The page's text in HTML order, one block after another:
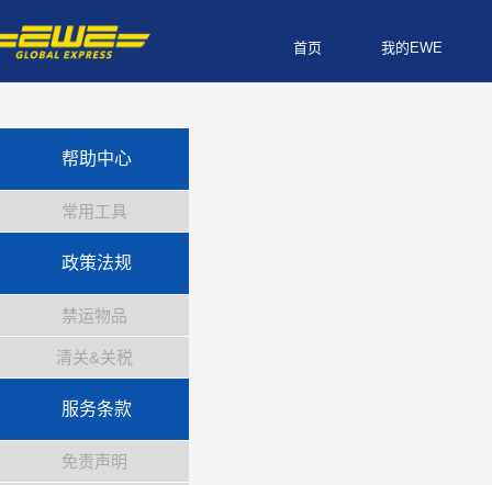
首页 我的EWE
帮助中心
常用工具
政策法规
禁运物品
清关&关税
服务条款
免责声明